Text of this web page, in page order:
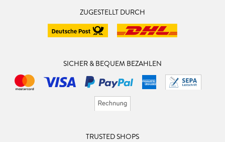
ZUGESTELLT DURCH
SICHER & BEQUEM BEZAHLEN
TRUSTED SHOPS